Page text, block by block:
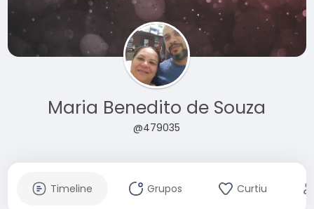
Maria Benedito de Souza
@479035
Timeline Grupos Curtiu